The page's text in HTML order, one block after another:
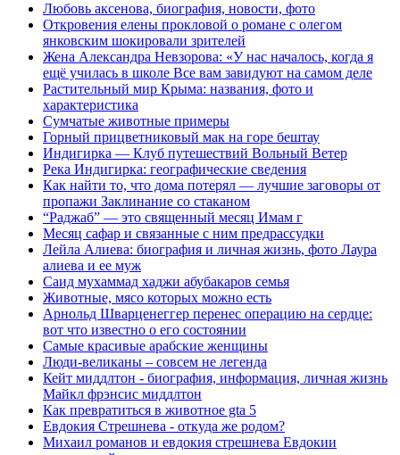
Любовь аксенова, биография, новости, фото
Откровения елены прокловой о романе с олегом
янковским шокировали зрителей
Жена Александра Невзорова: «У нас началось, когда я
ещё училась в школе Все вам завидуют на самом деле
Растительный мир Крыма: названия, фото и
характеристика
Сумчатые животные примеры
Горный прицветниковый мак на горе бештау
Индигирка — Клуб путешествий Вольный Ветер
Река Индигирка: географические сведения
Как найти то, что дома потерял — лучшие заговоры от
пропажи Заклинание со стаканом
“Раджаб” — это священный месяц Имам г
Месяц сафар и связанные с ним предрассудки
Лейла Алиева: биография и личная жизнь, фото Лаура
алиева и ее муж
Саид мухаммад хаджи абубакаров семья
Животные, мясо которых можно есть
Арнольд Шварценеггер перенес операцию на сердце:
вот что известно о его состоянии
Самые красивые арабские женщины
Люди-великаны – совсем не легенда
Кейт миддлтон - биография, информация, личная жизнь
Майкл фрэнсис миддлтон
Как превратиться в животное gta 5
Евдокия Стрешнева - откуда же родом?
Михаил романов и евдокия стрешнева Евдокии